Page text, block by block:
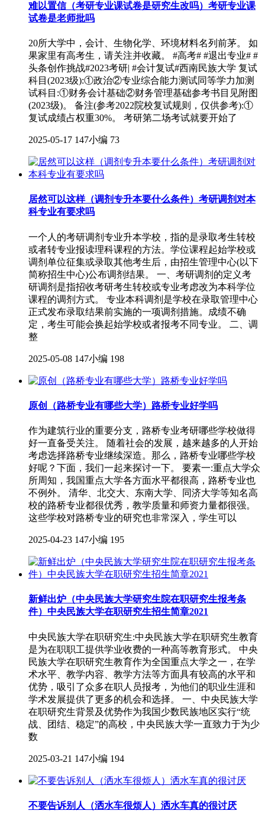
难以置信（考研专业课试卷是研究生改吗）考研专业课
试卷是老师批吗
20所大学中，会计、生物化学、环境材料名列前茅。 如
果家里有高考生，请关注并收藏。 #高考# #退出专业# #
头条创作挑战#2023考研| #会计复试#西南民族大学 复试
科目(2023级):①政治②专业综合能力测试同等学力加测
试科目:①财务会计基础②财务管理基础参考书目见附图
(2023级)。 备注(参考2022院校复试规则，仅供参考):①
复试成绩占权重30%。 考研第二场考试就要开始了
2025-05-17 147小编 73
居然可以这样（调剂专升本要什么条件）考研调剂对本
科专业有要求吗
一个人的考研调剂专业升本学校，指的是录取考生转校
或者转专业报读理科课程的方法。学位课程起始学校或
调剂单位征集或录取其他考生后，由招生管理中心(以下
简称招生中心)公布调剂结果。 一、考研调剂的定义考
研调剂是指招收考研考生转校或专业考虑改为本科学位
课程的调剂方式。 专业本科调剂是学校在录取管理中心
正式发布录取结果前实施的一项调剂措施。成绩不确
定，考生可能会换起始学校或者报考不同专业。 二、调
整
2025-05-08 147小编 198
原创（路桥专业有哪些大学）路桥专业好学吗
作为建筑行业的重要分支，路桥专业考研哪些学校做得
好一直备受关注。 随着社会的发展，越来越多的人开始
考虑选择路桥专业继续深造。那么，路桥专业哪些学校
好呢？下面，我们一起来探讨一下。 要素一:重点大学众
所周知，我国重点大学各方面水平都很高，路桥专业也
不例外。 清华、北交大、东南大学、同济大学等知名高
校的路桥专业都很优秀，教学质量和师资力量都很强。
这些学校对路桥专业的研究也非常深入，学生可以
2025-04-23 147小编 195
新鲜出炉（中央民族大学研究生院在职研究生报考条
件）中央民族大学在职研究生招生简章2021
中央民族大学在职研究生:中央民族大学在职研究生教育
是为在职职工提供学业收费的一种高等教育形式。 中央
民族大学在职研究生教育作为全国重点大学之一，在学
术水平、教学内容、教学方法等方面具有较高的水平和
优势，吸引了众多在职人员报考，为他们的职业生涯和
学术发展提供了更多的机会和选择。 一、中央民族大学
在职研究生背景及优势作为我国少数民族地区实行“统
战、团结、稳定”的高校，中央民族大学一直致力于为少
数
2025-03-21 147小编 194
不要告诉别人（洒水车很烦人）洒水车真的很讨厌